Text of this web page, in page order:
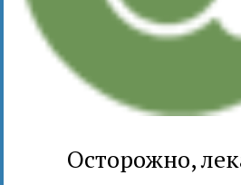
Осторожно,